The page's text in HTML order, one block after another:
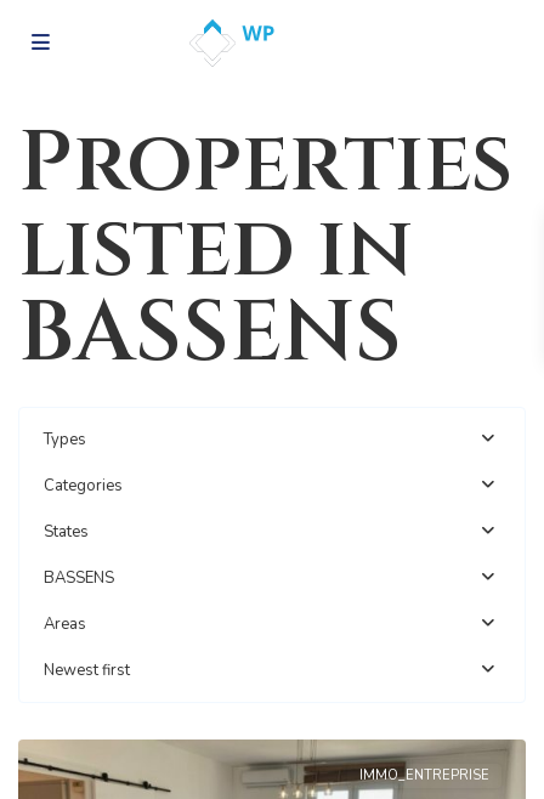
Properties
listed in
BASSENS
Types
Categories
States
BASSENS
Areas
Newest first
IMMO_ENTREPRISE